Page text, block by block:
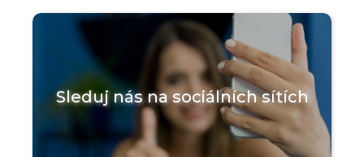
Sleduj nás na sociálních sítích